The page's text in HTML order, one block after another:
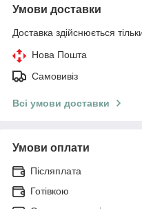
Умови доставки
Доставка здійснюється
Нова Пошта
Самовивіз
Всі умови доставки
Умови оплати
Післяплата
Готівкою